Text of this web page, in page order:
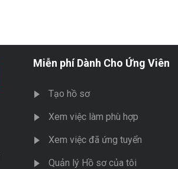
Miễn phí Dành Cho Ứng Viên
Tạo hồ sơ
Xem việc làm phù hợp
Xem việc đã ứng tuyển
Quản lý Hồ sơ của tôi